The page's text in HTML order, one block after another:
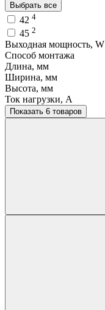
Выбрать все
42 4
45 2
Выходная мощность, W
Способ монтажа
Длина, мм
Ширина, мм
Высота, мм
Ток нагрузки, A
Показать 6 товаров